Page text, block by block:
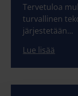
Tervetuloa
turvallinen
järjestetään...
Lue lisää